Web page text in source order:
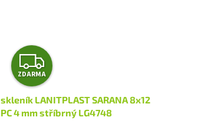
Z
D
A
ZDARMA
skleník LANITPLAST SARANA 8x12
PC 4 mm stříbrný LG4748